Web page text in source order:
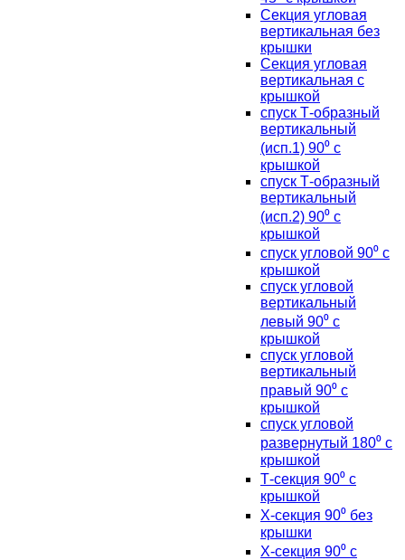
Секция угловая
вертикальная без
крышки
Секция угловая
вертикальная с
крышкой
спуск Т-образный
вертикальный
(исп.1) 90⁰ с
крышкой
спуск Т-образный
вертикальный
(исп.2) 90⁰ с
крышкой
спуск угловой 90⁰ с
крышкой
спуск угловой
вертикальный
левый 90⁰ с
крышкой
спуск угловой
вертикальный
правый 90⁰ с
крышкой
спуск угловой
развернутый 180⁰ с
крышкой
Т-секция 90⁰ с
крышкой
Х-секция 90⁰ без
крышки
Х-секция 90⁰ с